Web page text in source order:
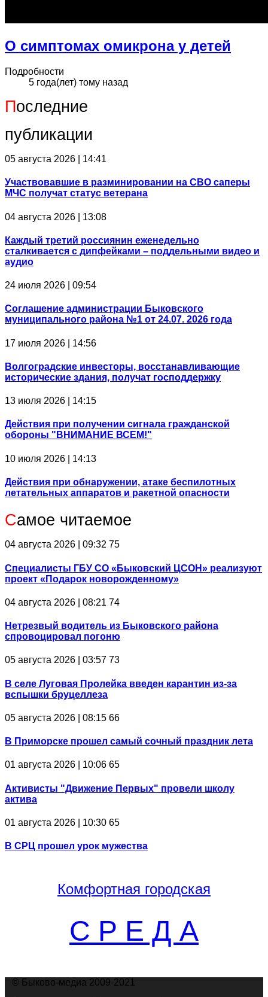
О симптомах омикрона у детей
Подробности
5 года(лет) тому назад
Последние
публикации
05 августа 2026 | 14:41
Участвовавшие в разминировании на СВО саперы
МЧС получат статус ветерана
04 августа 2026 | 13:08
Каждый третий россиянин еженедельно
сталкивается с дипфейками – поддельными видео и
аудио
24 июля 2026 | 09:54
Соглашение администрации Быковского
муниципального района №1 от 24.07. 2026 года
17 июля 2026 | 14:56
Волгоградские инвесторы, восстанавливающие
исторические здания, получат господдержку
13 июля 2026 | 14:15
Действия при получении сигнала гражданской
обороны "ВНИМАНИЕ ВСЕМ!"
10 июля 2026 | 14:13
Действия при обнаружении, атаке беспилотных
летательных аппаратов и ракетной опасности
Самое читаемое
04 августа 2026 | 09:32 75
Специалисты ГБУ СО «Быковский ЦСОН» реализуют
проект «Подарок новорожденному»
04 августа 2026 | 08:21 74
Нетрезвый водитель из Быковского района
спровоцировал погоню
05 августа 2026 | 03:57 73
В селе Луговая Пролейка введен карантин из-за
вспышки бруцеллеза
05 августа 2026 | 08:15 66
В Приморске прошел самый сочный праздник лета
01 августа 2026 | 10:06 65
Активисты "Движение Первых" провели школу
актива
01 августа 2026 | 10:30 65
В СРЦ прошел урок мужества
Комфортная городская
С Р Е Д А
© Быково-медиа 2009-2021